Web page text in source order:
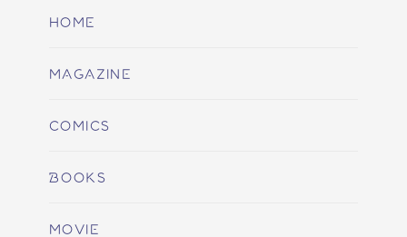
HOME
MAGAZINE
COMICS
BOOKS
MOVIE